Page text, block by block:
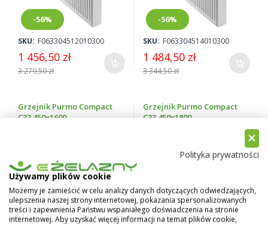
-56%
SKU: F063304512010300
1 456,50 zł
3 279,50 zł
-56%
SKU: F063304514010300
1 484,50 zł
3 344,50 zł
Grzejnik Purmo Compact
C33 450x1600
-66%
Grzejnik Purmo Compact
C33 450x1800
-61%
Polityka prywatności
Używamy plików cookie
Możemy je zamieścić w celu analizy danych dotyczących odwiedzających,
ulepszenia naszej strony internetowej, pokazania spersonalizowanych
treści i zapewnienia Państwu wspaniałego doświadczenia na stronie
internetowej. Aby uzyskać więcej informacji na temat plików cookie,